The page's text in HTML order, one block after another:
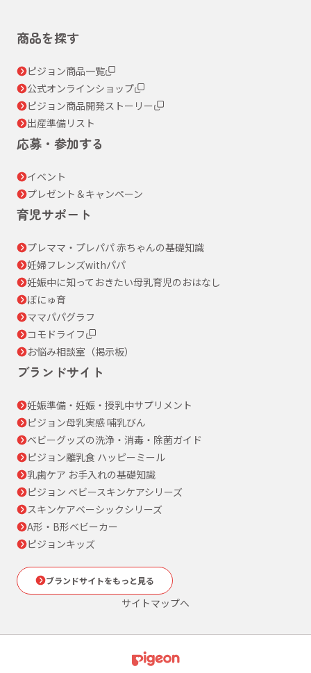
商品を探す
ピジョン商品一覧
公式オンラインショップ
ピジョン商品開発ストーリー
出産準備リスト
応募・参加する
イベント
プレゼント＆キャンペーン
育児サポート
プレママ・プレパパ 赤ちゃんの基礎知識
妊婦フレンズwithパパ
妊娠中に知っておきたい母乳育児のおはなし
ぼにゅ育
ママパパグラフ
コモドライフ
お悩み相談室（掲示板）
ブランドサイト
妊娠準備・妊娠・授乳中サプリメント
ピジョン母乳実感 哺乳びん
ベビーグッズの洗浄・消毒・除菌ガイド
ピジョン離乳食 ハッピーミール
乳歯ケア お手入れの基礎知識
ピジョン ベビースキンケアシリーズ
スキンケアベーシックシリーズ
A形・B形ベビーカー
ピジョンキッズ
ブランドサイトをもっと見る
サイトマップへ